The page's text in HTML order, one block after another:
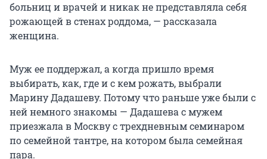
больниц и врачей и никак не представляла себя
рожающей в стенах роддома, — рассказала
женщина.
Муж ее поддержал, а когда пришло время
выбирать, как, где и с кем рожать, выбрали
Марину Дадашеву. Потому что раньше уже были с
ней немного знакомы — Дадашева с мужем
приезжала в Москву с трехдневным семинаром
по семейной тантре, на котором была семейная
пара.